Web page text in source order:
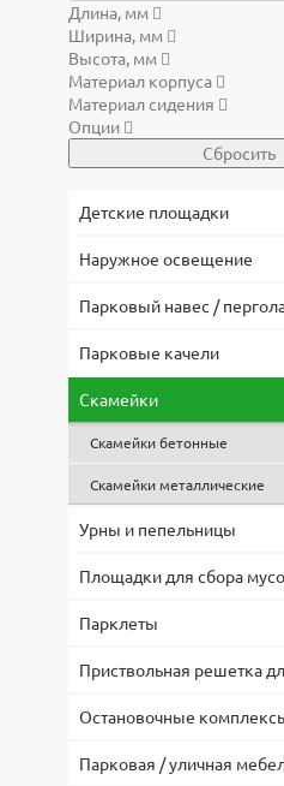
Длина, мм
Ширина, мм
Высота, мм
Материал корпуса
Материал сидения
Опции
Сбросить
Детские площадки
Наружное освещение
Парковый навес /
Парковые качели
Скамейки
Скамейки бетонные
Скамейки металлические
Урны и пепельницы
Площадки для сбора
Парклеты
Приствольная решетка
Остановочные
Парковая / уличная